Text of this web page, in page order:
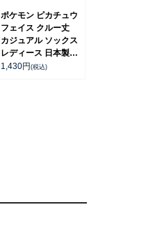
ポケモン ピカチュウ
フェイス クルー丈
カジュアル ソックス
レディース 日本製
03307006
1,430円(税込)